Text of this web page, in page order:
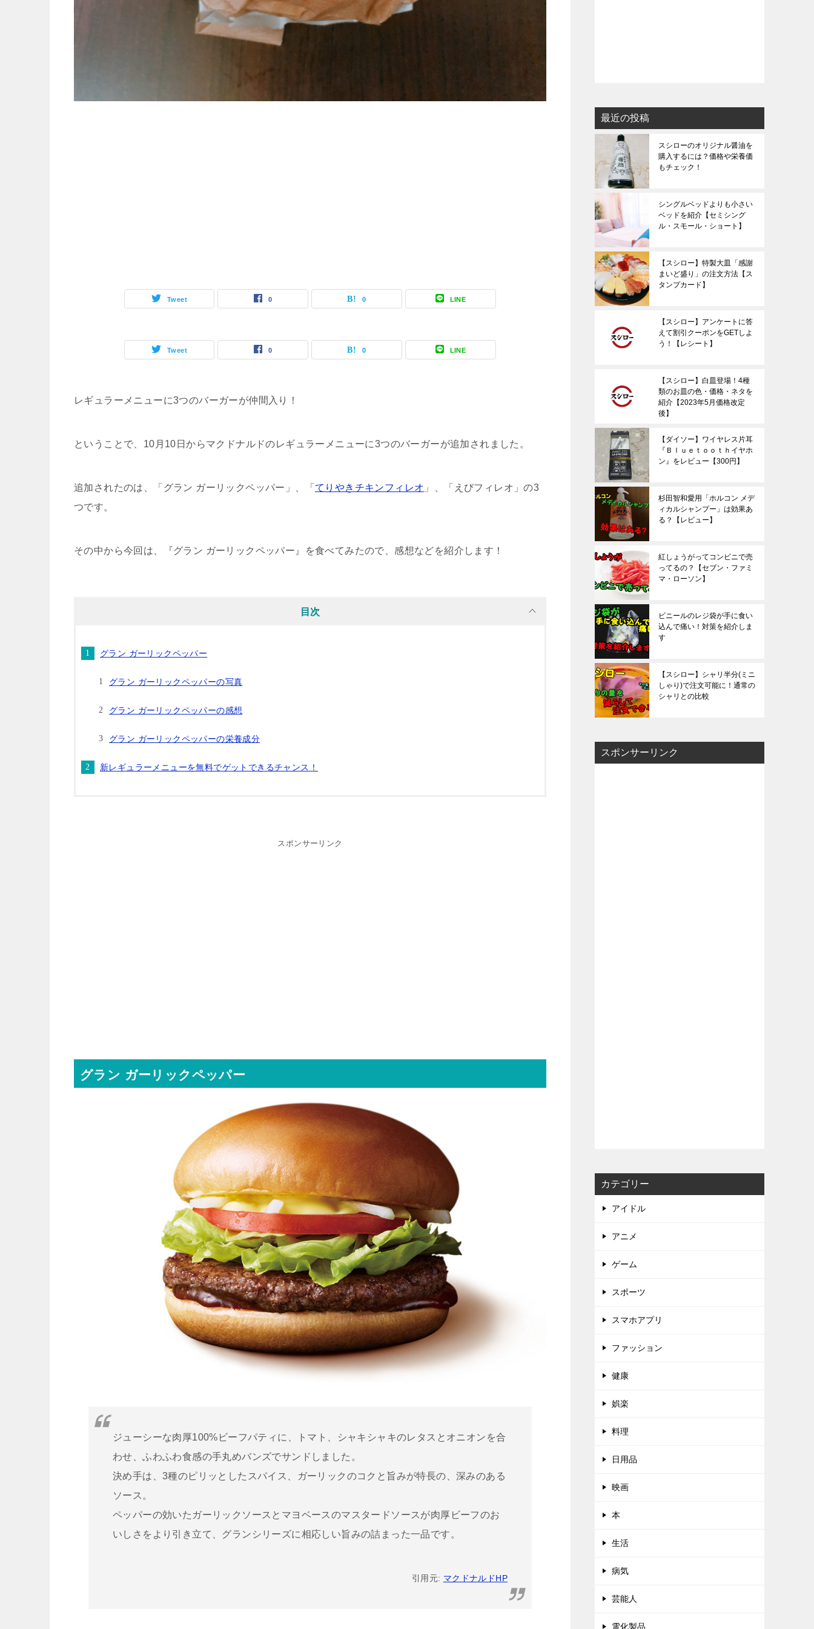
Tweet 0 0 LINE
Tweet 0 0 LINE
レギュラーメニューに3つのバーガーが仲間入り！
ということで、10月10日からマクドナルドのレギュラーメニューに3つのバーガーが追加されました。
追加されたのは、「グラン ガーリックペッパー」、「 てりやきチキンフィレオ 」、「えびフィレオ」の3
つです。
その中から今回は、『グラン ガーリックペッパー』を食べてみたので、感想などを紹介します！
目次
グラン ガーリックペッパー
グラン ガーリックペッパーの写真
グラン ガーリックペッパーの感想
グラン ガーリックペッパーの栄養成分
新レギュラーメニューを無料でゲットできるチャンス！
スポンサーリンク
グラン ガーリックペッパー
ジューシーな肉厚100%ビーフパティに、トマト、シャキシャキのレタスとオニオンを合
わせ、ふわふわ食感の手丸めバンズでサンドしました。
決め手は、3種のピリッとしたスパイス、ガーリックのコクと旨みが特長の、深みのある
ソース。
ペッパーの効いたガーリックソースとマヨベースのマスタードソースが肉厚ビーフのお
いしさをより引き立て、グランシリーズに相応しい旨みの詰まった一品です。
引用元: マクドナルドHP
最近の投稿
スシローのオリジナル醤油を
購入するには？価格や栄養価
もチェック！
シングルベッドよりも小さい
ベッドを紹介【セミシング
ル・スモール・ショート】
【スシロー】特製大皿「感謝
まいど盛り」の注文方法【ス
タンプカード】
【スシロー】アンケートに答
えて割引クーポンをGETしよ
う！【レシート】
【スシロー】白皿登場！4種
類のお皿の色・価格・ネタを
紹介【2023年5月価格改定
後】
【ダイソー】ワイヤレス片耳
『Ｂｌｕｅｔｏｏｔｈイヤホ
ン』をレビュー【300円】
杉田智和愛用「ホルコン メデ
ィカルシャンプー」は効果あ
る？【レビュー】
紅しょうがってコンビニで売
ってるの？【セブン・ファミ
マ・ローソン】
ビニールのレジ袋が手に食い
込んで痛い！対策を紹介しま
す
【スシロー】シャリ半分(ミニ
しゃり)で注文可能に！通常の
シャリとの比較
スポンサーリンク
カテゴリー
アイドル
アニメ
ゲーム
スポーツ
スマホアプリ
ファッション
健康
娯楽
料理
日用品
映画
本
生活
病気
芸能人
電化製品